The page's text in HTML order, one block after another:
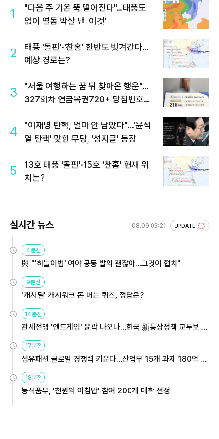
1
"다음 주 기온 뚝 떨어진다"…태풍도
없이 열돔 박살 낸 '이것'
2
태풍 '돌핀'·'찬홈' 한반도 빗겨간다…
예상 경로는?
3
"서울 여행하는 꿈 뒤 찾아온 행운"…
327회차 연금복권720+ 당첨번호조
4
"이재명 탄핵, 얼마 안 남았다"...'윤석
열 탄핵' 맞힌 무당, '성지글' 등장
5
13호 태풍 '돌핀'·15호 '찬홈' 현재 위
치는?
실시간 뉴스 08.09 03:21 UPDATE
4분전
與 "'하늘이법' 여야 공동 발의 괜찮아…그것이 협치"
9분전
'캐시딜' 캐시워크 돈 버는 퀴즈, 정답은?
14분전
관세전쟁 '엔드게임' 윤곽 나오나…한국 新통상정책 교두보 활
17분전
섬유패션 글로벌 경쟁력 키운다…산업부 15개 과제 180억 지
18분전
농식품부, '천원의 아침밥' 참여 200개 대학 선정